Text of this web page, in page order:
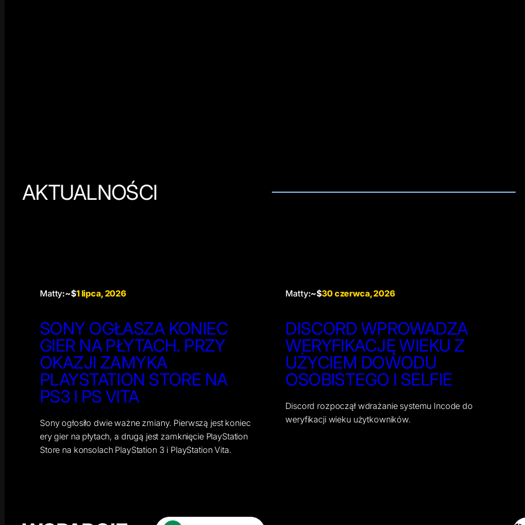
AKTUALNOŚCI
Matty:~$1 lipca, 2026
SONY OGŁASZA KONIEC
GIER NA PŁYTACH. PRZY
OKAZJI ZAMYKA
PLAYSTATION STORE NA
PS3 I PS VITA
Sony ogłosiło dwie ważne zmiany. Pierwszą jest koniec
ery gier na płytach, a drugą jest zamknięcie PlayStation
Store na konsolach PlayStation 3 i PlayStation Vita.
Matty:~$30 czerwca, 2026
DISCORD WPROWADZA
WERYFIKACJĘ WIEKU Z
UŻYCIEM DOWODU
OSOBISTEGO I SELFIE
Discord rozpoczął wdrażanie systemu Incode do
weryfikacji wieku użytkowników.